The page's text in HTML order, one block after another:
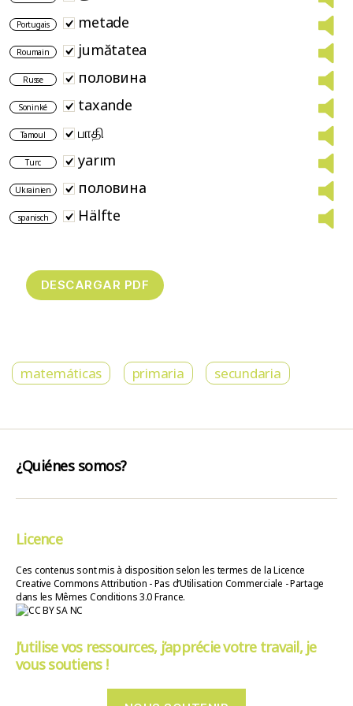
Portugais metade
Roumain jumătatea
Russe половина
Soninké taxande
Tamoul பாதி
Turc yarım
Ukrainien половина
spanisch Hälfte
matemáticas primaria secundaria
¿Quiénes somos?
Licence
Ces contenus sont mis à disposition selon les termes de la Licence
Creative Commons Attribution - Pas d’Utilisation Commerciale - Partage
dans les Mêmes Conditions 3.0 France.
J’utilise vos ressources, j’apprécie votre travail, je
vous soutiens !